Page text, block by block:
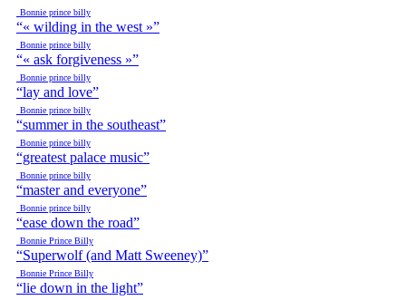
Bonnie prince billy
“« wilding in the west »”
Bonnie prince billy
“« ask forgiveness »”
Bonnie prince billy
“lay and love”
Bonnie prince billy
“summer in the southeast”
Bonnie prince billy
“greatest palace music”
Bonnie prince billy
“master and everyone”
Bonnie prince billy
“ease down the road”
Bonnie Prince Billy
“Superwolf (and Matt Sweeney)”
Bonnie Prince Billy
“lie down in the light”